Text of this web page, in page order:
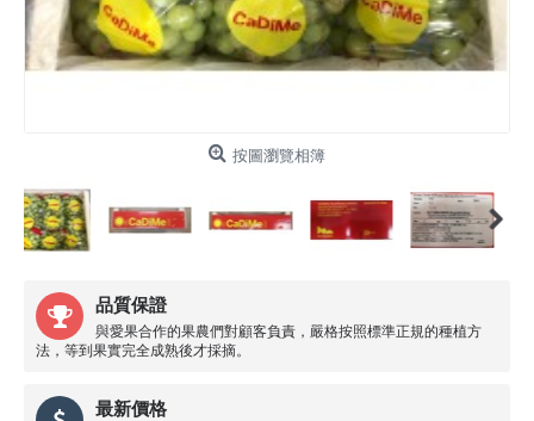
按圖瀏覽相簿
品質保證
與愛果合作的果農們對顧客負責，嚴格按照標準正規的種植方
法，等到果實完全成熟後才採摘。
最新價格